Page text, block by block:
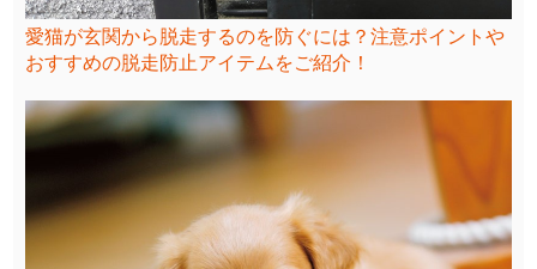
愛猫が玄関から脱走するのを防ぐには？注意ポイントや
おすすめの脱走防止アイテムをご紹介！